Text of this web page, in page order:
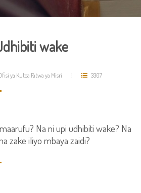
wake
ya Kutoa Fatwa ya Misri 3307
Na ni upi udhibiti wake? Na
zake iliyo mbaya zaidi?